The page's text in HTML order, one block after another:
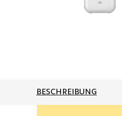
BESCHREIBUNG